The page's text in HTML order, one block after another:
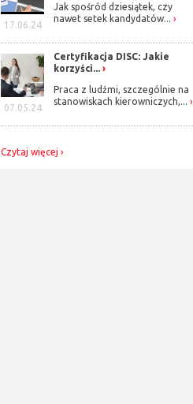
17.06.24
Jak spośród dziesiątek, czy
nawet setek kandydatów...
07.05.24
Certyfikacja DISC: Jakie
korzyści...
Praca z ludźmi, szczególnie na
stanowiskach kierowniczych,...
Czytaj więcej